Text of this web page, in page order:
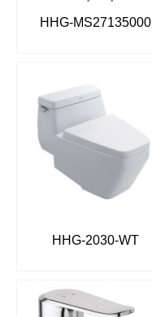
HHG-MS27135000
HHG-2030-WT